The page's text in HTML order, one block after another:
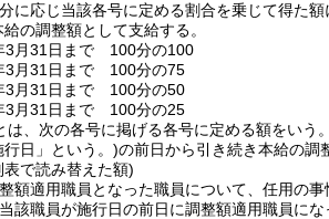
に応じ当該各号に定める割合を乗じて得た
給の調整額として支給する。
3月31日まで 100分の100
3月31日まで 100分の75
3月31日まで 100分の50
3月31日まで 100分の25
、次の各号に掲げる各号に定める額をいう。
日」という。)の前日から引き続き本給の調
表で読み替えた額)
額適用職員となった職員について、任用の
職員が施行日の前日に調整額適用職員に